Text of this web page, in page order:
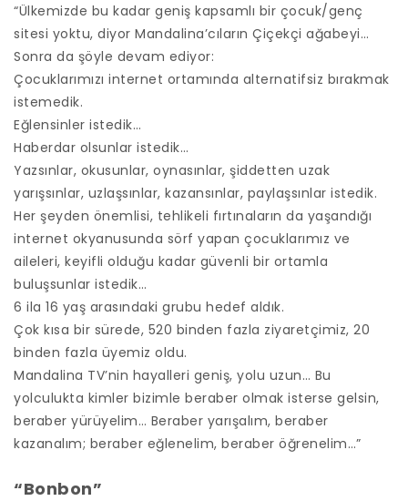
“Ülkemizde bu kadar geniş kapsamlı bir çocuk/genç
sitesi yoktu, diyor Mandalina’cıların Çiçekçi ağabeyi…
Sonra da şöyle devam ediyor:
Çocuklarımızı internet ortamında alternatifsiz bırakmak
istemedik.
Eğlensinler istedik…
Haberdar olsunlar istedik…
Yazsınlar, okusunlar, oynasınlar, şiddetten uzak
yarışsınlar, uzlaşsınlar, kazansınlar, paylaşsınlar istedik.
Her şeyden önemlisi, tehlikeli fırtınaların da yaşandığı
internet okyanusunda sörf yapan çocuklarımız ve
aileleri, keyifli olduğu kadar güvenli bir ortamla
buluşsunlar istedik…
6 ila 16 yaş arasındaki grubu hedef aldık.
Çok kısa bir sürede, 520 binden fazla ziyaretçimiz, 20
binden fazla üyemiz oldu.
Mandalina TV’nin hayalleri geniş, yolu uzun… Bu
yolculukta kimler bizimle beraber olmak isterse gelsin,
beraber yürüyelim… Beraber yarışalım, beraber
kazanalım; beraber eğlenelim, beraber öğrenelim…”
“Bonbon”